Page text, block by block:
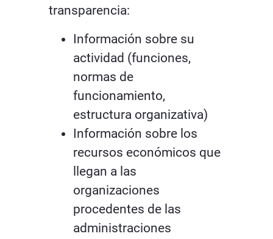
transparencia:
Información sobre su
actividad (funciones,
normas de
funcionamiento,
estructura organizativa)
Información sobre los
recursos económicos que
llegan a las
organizaciones
procedentes de las
administraciones